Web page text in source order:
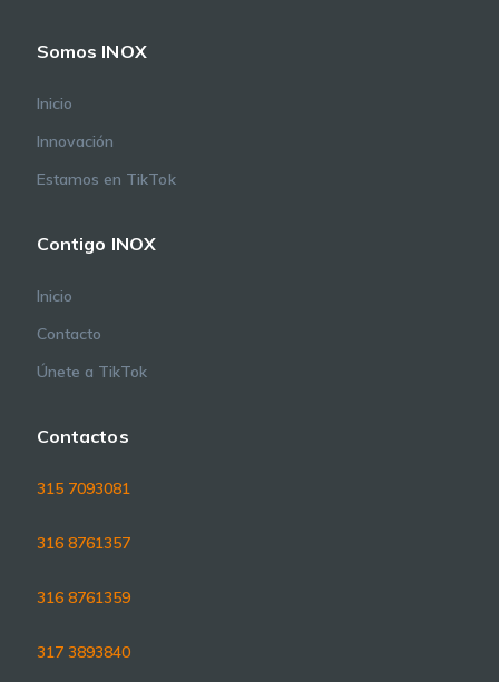
Somos INOX
Inicio
Innovación
Estamos en TikTok
Contigo INOX
Inicio
Contacto
Únete a TikTok
Contactos
315 7093081
316 8761357
316 8761359
317 3893840